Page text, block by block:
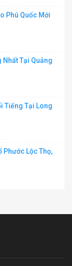
Phú Quốc Mới
Nhất Tại Quảng
Tiếng Tại Long
Phước Lộc Thọ,